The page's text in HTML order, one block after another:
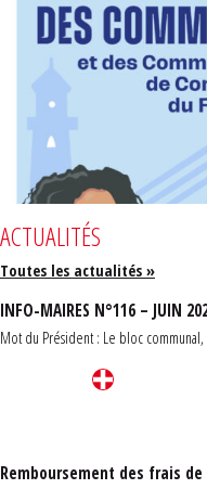
ACTUALITÉS
Toutes les actualités »
INFO-MAIRES N°116 – JUIN
Mot du Président : Le bloc
Remboursement des frais